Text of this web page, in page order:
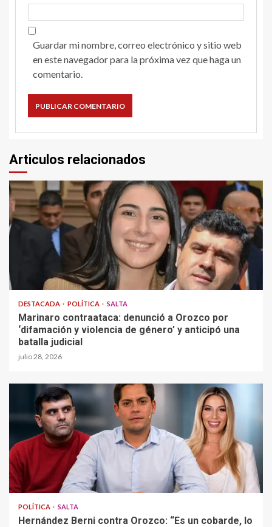
Guardar mi nombre, correo electrónico y sitio web
en este navegador para la próxima vez que haga un
comentario.
Articulos relacionados
DESTACADA POLÍTICA SALTA
Marinaro contraataca: denunció a Orozco por
‘difamación y violencia de género’ y anticipó una
batalla judicial
julio 28, 2026
POLÍTICA SALTA
Hernández Berni contra Orozco: “Es un cobarde, lo